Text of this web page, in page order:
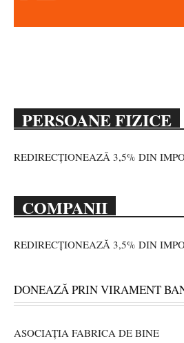
PERSOANE FIZICE
REDIRECȚIONEAZĂ 3,5% DIN
COMPANII
REDIRECȚIONEAZĂ 3,5% DIN
DONEAZĂ PRIN VIRAMENT
ASOCIAȚIA FABRICA DE BINE